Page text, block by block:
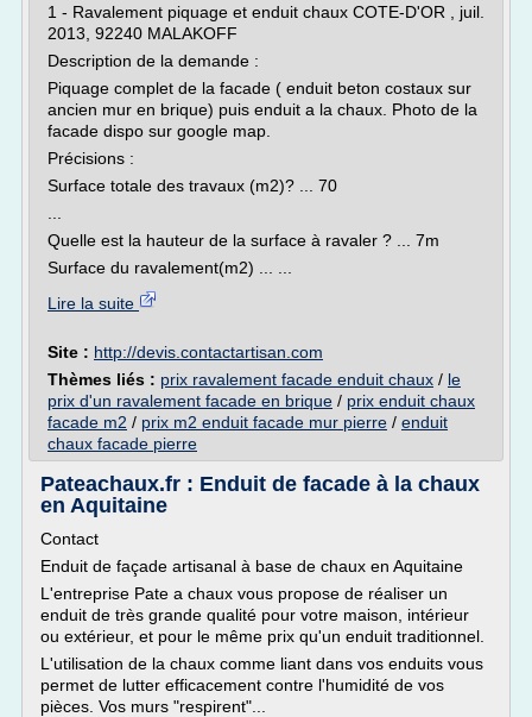
1 - Ravalement piquage et enduit chaux COTE-D'OR , juil.
2013, 92240 MALAKOFF
Description de la demande :
Piquage complet de la facade ( enduit beton costaux sur
ancien mur en brique) puis enduit a la chaux. Photo de la
facade dispo sur google map.
Précisions :
Surface totale des travaux (m2)? ... 70
Quelle est la hauteur de la surface à ravaler ? ... 7m
Surface du ravalement(m2) ... ...
Lire la suite
Site : http://devis.contactartisan.com
Thèmes liés : prix ravalement facade enduit chaux / le
prix d'un ravalement facade en brique / prix enduit chaux
facade m2 / prix m2 enduit facade mur pierre / enduit
chaux facade pierre
Pateachaux.fr : Enduit de facade à la chaux
en Aquitaine
Contact
Enduit de façade artisanal à base de chaux en Aquitaine
L'entreprise Pate a chaux vous propose de réaliser un
enduit de très grande qualité pour votre maison, intérieur
ou extérieur, et pour le même prix qu'un enduit traditionnel.
L'utilisation de la chaux comme liant dans vos enduits vous
permet de lutter efficacement contre l'humidité de vos
pièces. Vos murs "respirent"...